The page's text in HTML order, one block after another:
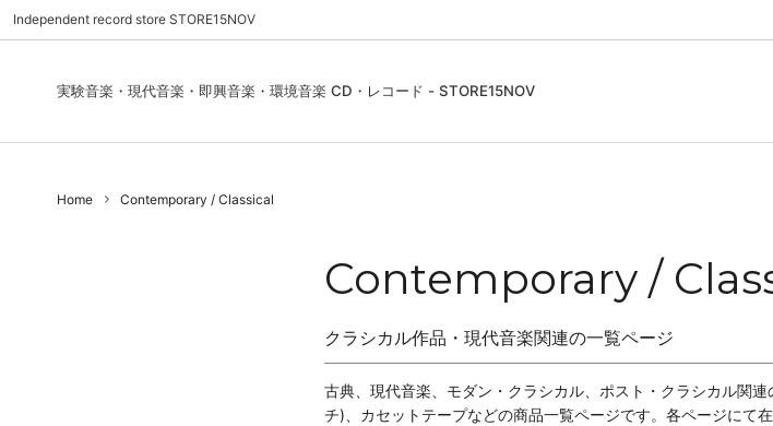
Independent record store STORE15NOV
実験音楽・現代音楽・即興音楽・環境音楽 CD・レコード - STORE15NOV
Used - CD, Record
Folk / World / Country
House
Wear, Accessory, Goods
Contact Us | お問合わせ
Home Contemporary / Classical
Contemporary /
クラシカル作品・現代音楽関連の一覧ページ
古典、現代音楽、モダン・クラシカル、ポスト・クラシカル関
チ)、カセットテープなどの商品一覧ページです。各ページにて